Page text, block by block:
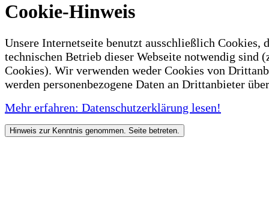
Cookie-Hinweis
Unsere Internetseite benutzt ausschließlich Cookies,
technischen Betrieb dieser Webseite notwendig sind
Cookies). Wir verwenden weder Cookies von
werden personenbezogene Daten an Drittanbieter
Mehr erfahren: Datenschutzerklärung lesen!
Hinweis zur Kenntnis genommen. Seite betreten.